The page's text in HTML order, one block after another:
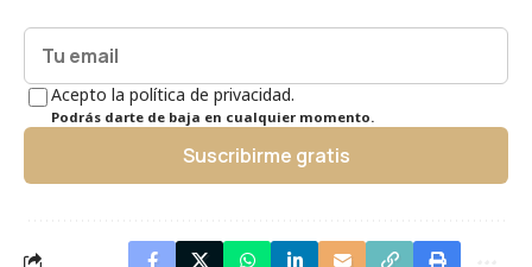
Acepto la política de privacidad.
Podrás darte de baja en cualquier momento.
Suscribirme gratis